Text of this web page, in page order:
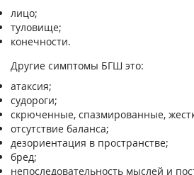
лицо;
туловище;
конечности.
Другие симптомы БГШ это:
атаксия;
судороги;
скрюченные, спазмированные,
отсутствие баланса;
дезориентация в пространстве;
бред;
непоследовательность мыслей и